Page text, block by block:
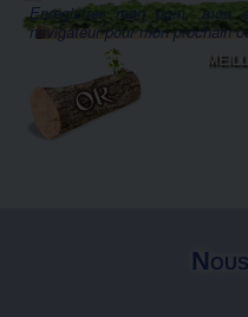
Enregistrer mon nom,
navigateur pour mon prochain